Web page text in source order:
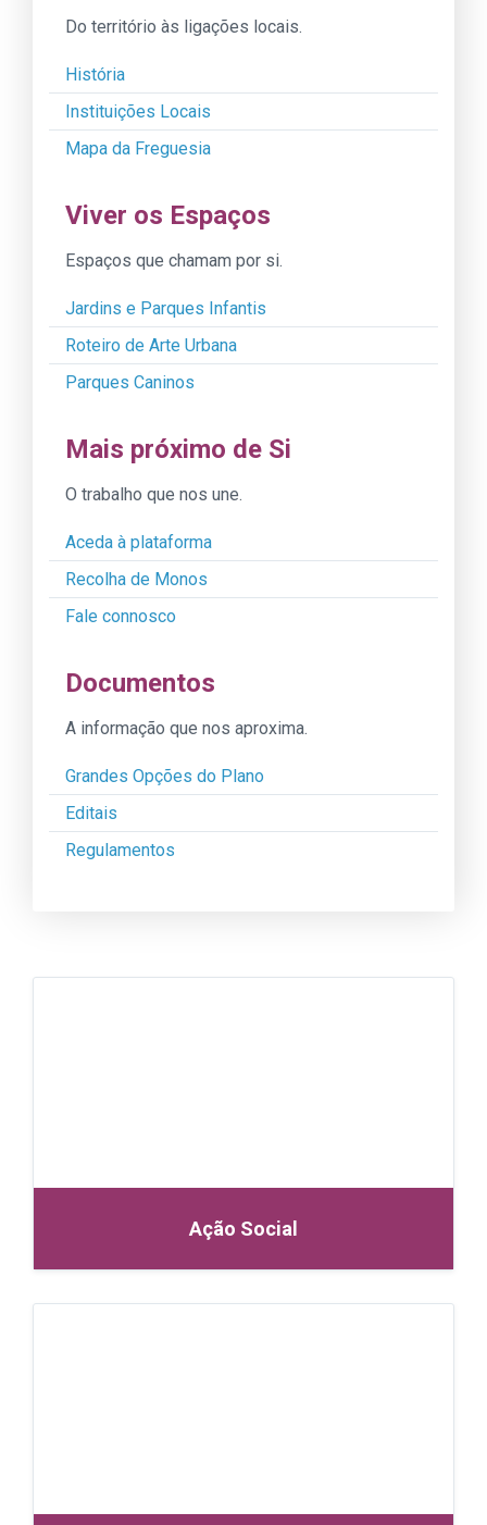
Do território às ligações locais.
História
Instituições Locais
Mapa da Freguesia
Viver os Espaços
Espaços que chamam por si.
Jardins e Parques Infantis
Roteiro de Arte Urbana
Parques Caninos
Mais próximo de Si
O trabalho que nos une.
Aceda à plataforma
Recolha de Monos
Fale connosco
Documentos
A informação que nos aproxima.
Grandes Opções do Plano
Editais
Regulamentos
Ação Social